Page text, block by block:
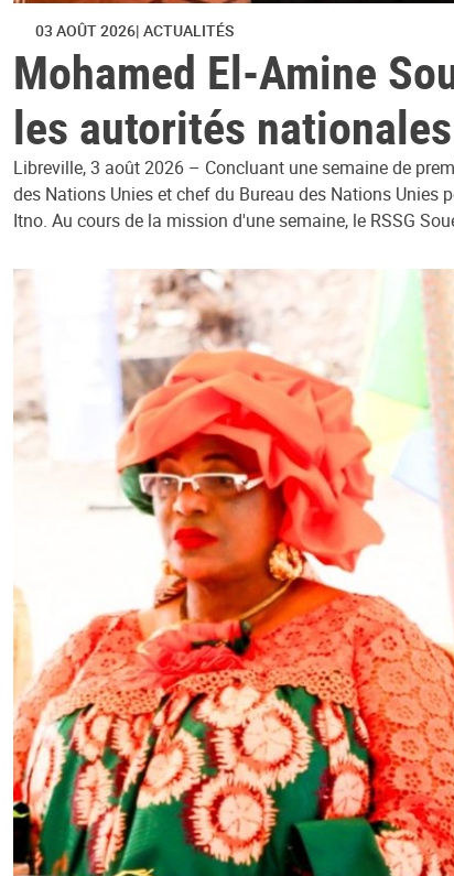
03 AOÛT 2026 ACTUALITÉS
Mohamed El-Amine
les autorités
Libreville, 3 août 2026 – Concluant une semaine de
des Nations Unies et chef du Bureau des Nations Unies
Itno. Au cours de la mission d'une semaine, le RSSG